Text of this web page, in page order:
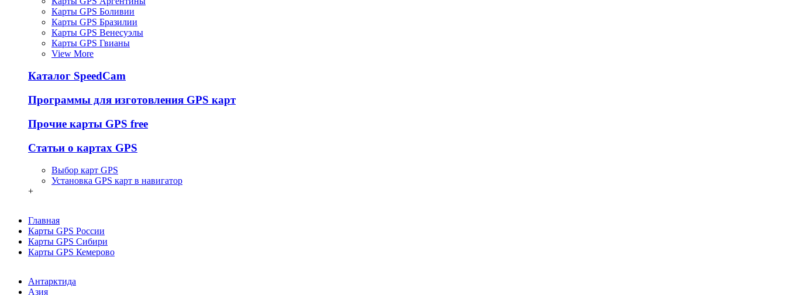
Карты GPS Боливии
Карты GPS Бразилии
Карты GPS Венесуэлы
Карты GPS Гвианы
View More
Каталог SpeedCam
Программы для изготовления GPS карт
Прочие карты GPS free
Статьи о картах GPS
Выбор карт GPS
Установка GPS карт в навигатор
+
Главная
Карты GPS России
Карты GPS Сибири
Карты GPS Кемерово
Антарктида
Азия